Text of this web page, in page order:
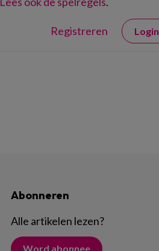
Registreren Login
Abonneren
Alle artikelen lezen?
Word abonnee